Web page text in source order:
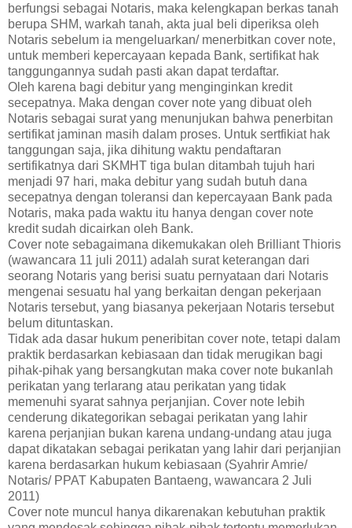
berfungsi sebagai Notaris, maka kelengkapan berkas tanah
berupa SHM, warkah tanah, akta jual beli diperiksa oleh
Notaris sebelum ia mengeluarkan/ menerbitkan cover note,
untuk memberi kepercayaan kepada Bank, sertifikat hak
tanggungannya sudah pasti akan dapat terdaftar.
Oleh karena bagi debitur yang menginginkan kredit
secepatnya. Maka dengan cover note yang dibuat oleh
Notaris sebagai surat yang menunjukan bahwa penerbitan
sertifikat jaminan masih dalam proses. Untuk sertfikiat hak
tanggungan saja, jika dihitung waktu pendaftaran
sertifikatnya dari SKMHT tiga bulan ditambah tujuh hari
menjadi 97 hari, maka debitur yang sudah butuh dana
secepatnya dengan toleransi dan kepercayaan Bank pada
Notaris, maka pada waktu itu hanya dengan cover note
kredit sudah dicairkan oleh Bank.
Cover note sebagaimana dikemukakan oleh Brilliant Thioris
(wawancara 11 juli 2011) adalah surat keterangan dari
seorang Notaris yang berisi suatu pernyataan dari Notaris
mengenai sesuatu hal yang berkaitan dengan pekerjaan
Notaris tersebut, yang biasanya pekerjaan Notaris tersebut
belum dituntaskan.
Tidak ada dasar hukum peneribitan cover note, tetapi dalam
praktik berdasarkan kebiasaan dan tidak merugikan bagi
pihak-pihak yang bersangkutan maka cover note bukanlah
perikatan yang terlarang atau perikatan yang tidak
memenuhi syarat sahnya perjanjian. Cover note lebih
cenderung dikategorikan sebagai perikatan yang lahir
karena perjanjian bukan karena undang-undang atau juga
dapat dikatakan sebagai perikatan yang lahir dari perjanjian
karena berdasarkan hukum kebiasaan (Syahrir Amrie/
Notaris/ PPAT Kabupaten Bantaeng, wawancara 2 Juli
2011)
Cover note muncul hanya dikarenakan kebutuhan praktik